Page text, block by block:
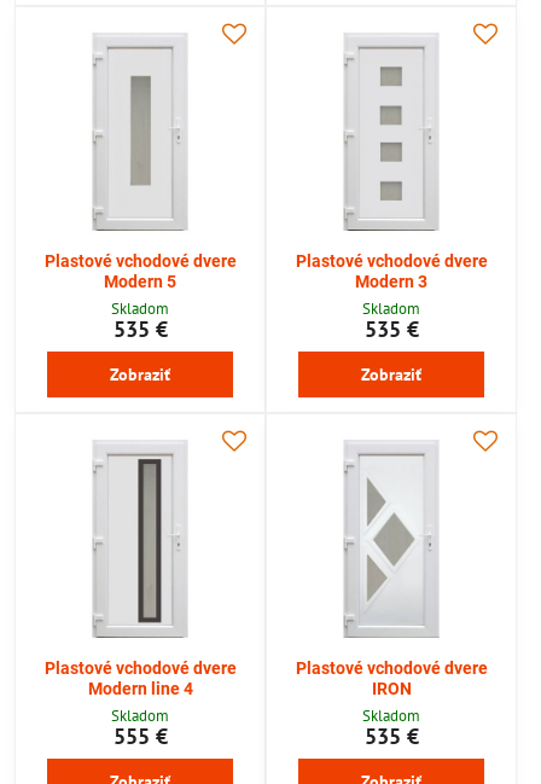
Plastové vchodové dvere
Modern 5
Skladom
535 €
Zobraziť
Plastové vchodové dvere
Modern 3
Skladom
535 €
Zobraziť
Plastové vchodové dvere
Modern line 4
Skladom
555 €
Plastové vchodové dvere
IRON
Skladom
535 €